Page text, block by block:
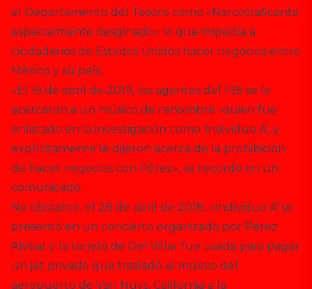
el Departamento del Tesoro como «Narcotraficante
especialmente desginado» lo que impedía a
ciudadanos de Estados Unidos hacer negocios entre
México y su país.
«El 19 de abril de 2019, los agentes del FBI se le
acercaron a un músico de renombre -quien fue
enlistado en la investigación como ‘individuo A’, y
explícitamente le dijeron acerca de la prohibición
de hacer negocios con Pérez», se recordó en un
comunicado.
No obstante, el 28 de abril de 2018, «Individuo A’ se
presentó en un concierto organizado por Pérez
Alvear y la tarjeta de Del Villar fue usada para pagar
un jet privado que trasladó al músico del
aeropuerto de Van Nuys, California a la